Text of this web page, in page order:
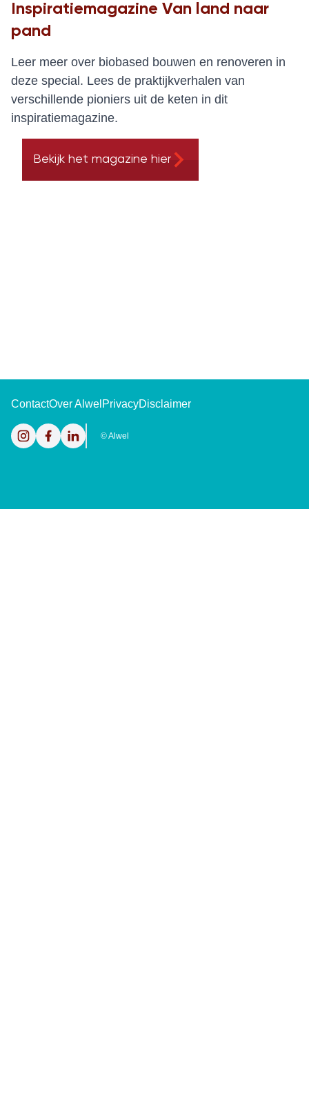
Inspiratiemagazine Van land naar
pand
Leer meer over biobased bouwen en renoveren in
deze special. Lees de praktijkverhalen van
verschillende pioniers uit de keten in dit
inspiratiemagazine.
Bekijk het magazine hier
ContactOver Alwel PrivacyDisclaimer
Instagram
FacebookLinkedIn
©Alwel